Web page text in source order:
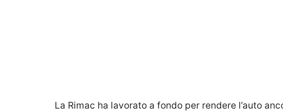
La Rimac ha lavorato a fondo per rendere l’auto